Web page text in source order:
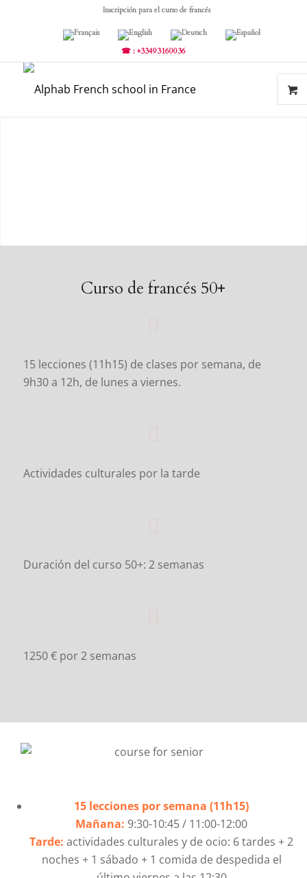
Inscripción para el curso de francés
☎ : +33493160036
Curso de francés 50+
15 lecciones (11h15) de clases por semana, de
9h30 a 12h, de lunes a viernes.
Actividades culturales por la tarde
Duración del curso 50+: 2 semanas
1250 € por 2 semanas
15 lecciones por semana (11h15)
Mañana: 9:30-10:45 / 11:00-12:00
Tarde: actividades culturales y de ocio: 6 tardes + 2
noches + 1 sábado + 1 comida de despedida el